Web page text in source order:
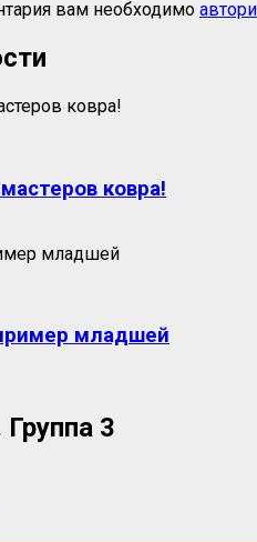
вам необходимо
ковра!
младшей
3